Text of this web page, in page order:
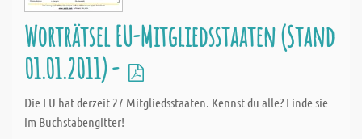
Worträtsel EU-Mitgliedsstaaten (Stand
01.01.2011) -
Die EU hat derzeit 27 Mitgliedsstaaten. Kennst du alle? Finde sie
im Buchstabengitter!